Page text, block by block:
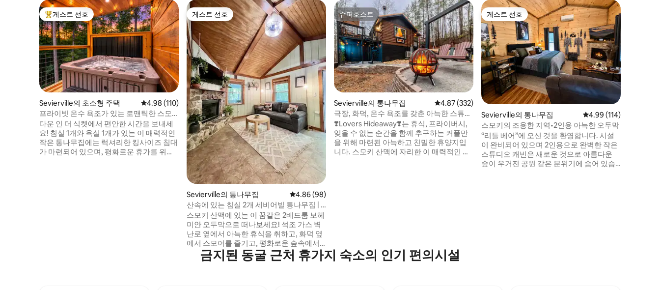
상위 게스트 선호
게스트 선호
Sevierville의 초소형 주택 평점 4.98점(5점 만점), 후기 110개
4.98 (110)
프라이빗 온수 욕조가 있는 로맨틱한 스모
키 마운틴 통나무집
다운 인 더 식켓에서 편안한 시간을 보내세
요! 침실 1개와 욕실 1개가 있는 이 매력적인
작은 통나무집에는 럭셔리한 킹사이즈 침대
가 마련되어 있으며, 평화로운 휴가를 위한
게스트 선호
게스트 선호
Sevierville의 통나무집 평점 4.86점(5점 만점), 후기 98개
4.86 (98)
산속에 있는 침실 2개 세비어빌 통나무집 | 4
명 숙박 가능
스모키 산맥에 있는 이 꿈같은 2베드룸 보헤
미안 오두막으로 떠나보세요! 석조 가스 벽
난로 옆에서 아늑한 휴식을 취하고, 화덕 옆
에서 스모어를 즐기고, 평화로운 숲속에서
휴식을 취하세요. 전용 부지에 자리한 65㎡
규모의 이 휴양지는 소박한 전원 매력과 현
슈퍼호스트
슈퍼호스트
Sevierville의 통나무집 평점 4.87점(5점 만점), 후기 332개
4.87 (332)
극장, 화덕, 온수 욕조를 갖춘 아늑한 스튜디
오 오두막
❣️Lovers Hideaway❣️는 휴식, 프라이버시,
잊을 수 없는 순간을 함께 추구하는 커플만
을 위해 마련된 아늑하고 친밀한 휴양지입
니다. 스모키 산맥에 자리한 이 매력적인 숙
게스트 선호
게스트 선호
Sevierville의 통나무집 평점 4.99점(5점 만점),
4.99 (114)
스모키의 조용한 지역•2인용 아늑한 오두막
“리틀 베어”에 오신 것을 환영합니다. 시설
이 완비되어 있으며 2인용으로 완벽한 작은
스튜디오 캐빈은 새로운 것으로 아름다운
숲이 우거진 공원 같은 분위기에 숨어 있습
금지된 동굴 근처 휴가지 숙소의 인기 편의시설